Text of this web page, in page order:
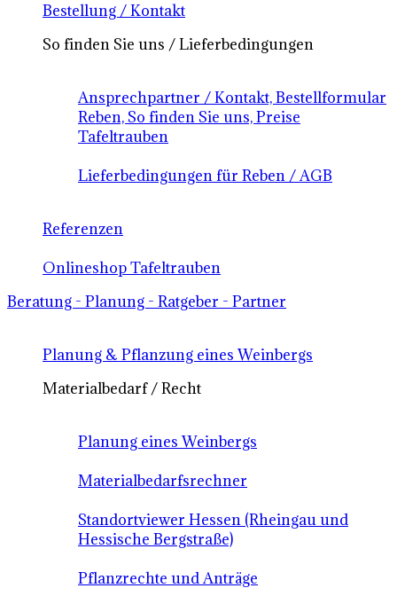
Bestellung / Kontakt
So finden Sie uns / Lieferbedingungen
Ansprechpartner / Kontakt, Bestellformular
Reben, So finden Sie uns, Preise
Tafeltrauben
Lieferbedingungen für Reben / AGB
Referenzen
Onlineshop Tafeltrauben
Beratung - Planung - Ratgeber - Partner
Planung & Pflanzung eines Weinbergs
Materialbedarf / Recht
Planung eines Weinbergs
Materialbedarfsrechner
Standortviewer Hessen (Rheingau und
Hessische Bergstraße)
Pflanzrechte und Anträge